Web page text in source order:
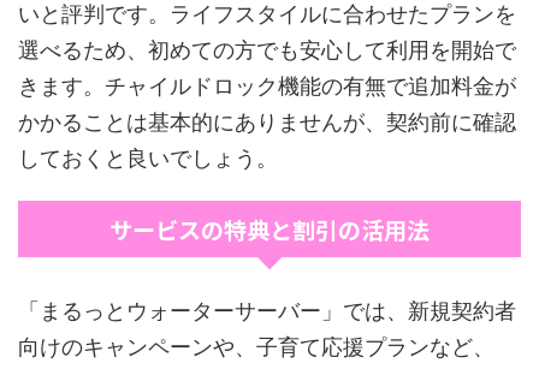
いと評判です。ライフスタイルに合わせたプランを
選べるため、初めての方でも安心して利用を開始で
きます。チャイルドロック機能の有無で追加料金が
かかることは基本的にありませんが、契約前に確認
しておくと良いでしょう。
サービスの特典と割引の活用法
「まるっとウォーターサーバー」では、新規契約者
向けのキャンペーンや、子育て応援プランなど、